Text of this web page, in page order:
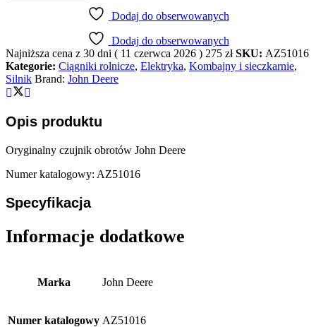
Dodaj do obserwowanych
Dodaj do obserwowanych
Najniższa cena z 30 dni ( 11 czerwca 2026 ) 275 zł SKU: AZ51016
Kategorie: Ciągniki rolnicze, Elektryka, Kombajny i sieczkarnie,
Silnik Brand: John Deere
Opis produktu
Oryginalny czujnik obrotów John Deere
Numer katalogowy: AZ51016
Specyfikacja
Informacje dodatkowe
Marka John Deere
Numer katalogowy AZ51016